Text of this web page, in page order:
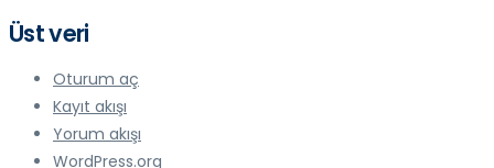
Üst veri
Oturum aç
Kayıt akışı
Yorum akışı
WordPress.org